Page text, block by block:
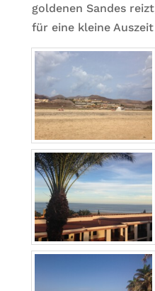
goldenen Sandes
für eine kleine